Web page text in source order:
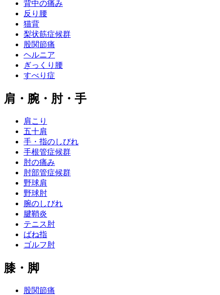
背中の痛み
反り腰
猫背
梨状筋症候群
股関節痛
ヘルニア
ぎっくり腰
すべり症
肩・腕・肘・手
肩こり
五十肩
手・指のしびれ
手根管症候群
肘の痛み
肘部管症候群
野球肩
野球肘
腕のしびれ
腱鞘炎
テニス肘
ばね指
ゴルフ肘
膝・脚
股関節痛